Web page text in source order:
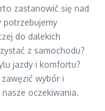
zastanowić się nad
potrzebujemy
do dalekich
z samochodu?
jazdy i komfortu?
wybór i
oczekiwania.